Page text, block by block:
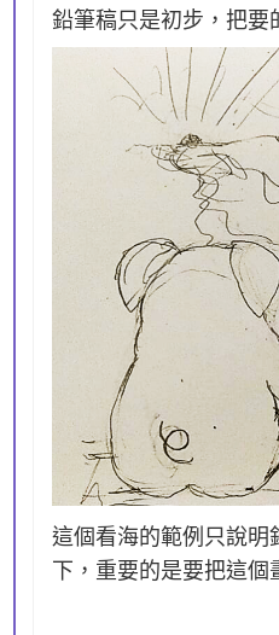
鉛筆稿只是初步，把要
這個看海的範例只說
下，重要的是要把這個